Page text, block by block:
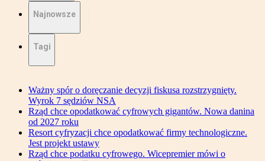
Najnowsze
Tagi
Ważny spór o doręczanie decyzji fiskusa rozstrzygnięty.
Wyrok 7 sędziów NSA
Rząd chce opodatkować cyfrowych gigantów. Nowa danina
od 2027 roku
Resort cyfryzacji chce opodatkować firmy technologiczne.
Jest projekt ustawy
Rząd chce podatku cyfrowego. Wicepremier mówi o